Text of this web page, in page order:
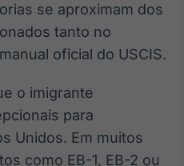
se aproximam dos
tanto no
oficial do USCIS.
o imigrante
para
Unidos. Em muitos
como EB-1, EB-2 ou